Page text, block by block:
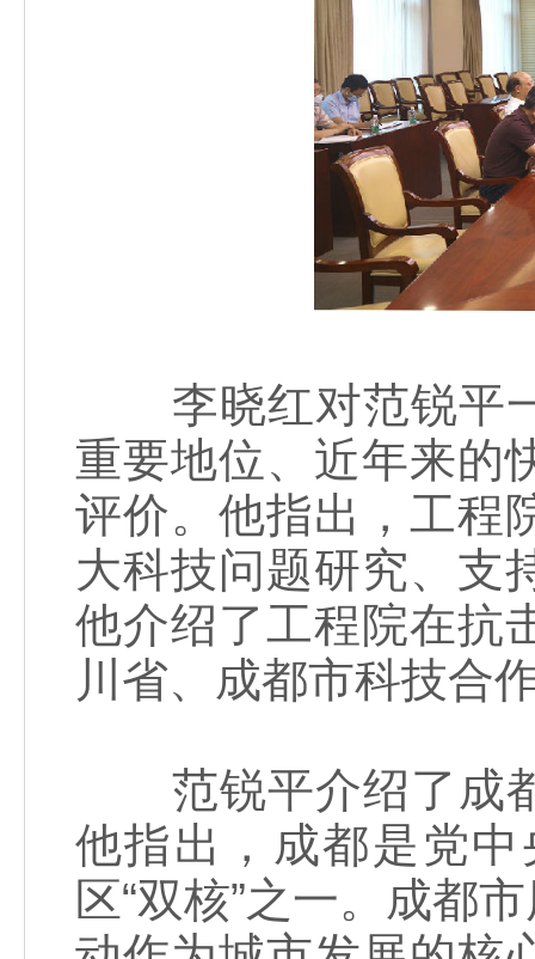
李晓红对范锐平一
重要地位、近年来的
评价。他指出，工程
大科技问题研究、支
他介绍了工程院在抗
川省、成都市科技合
范锐平介绍了成都
他指出，成都是党
区“双核”之一。成都